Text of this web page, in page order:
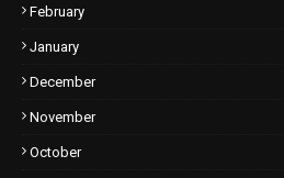
February
January
December
November
October